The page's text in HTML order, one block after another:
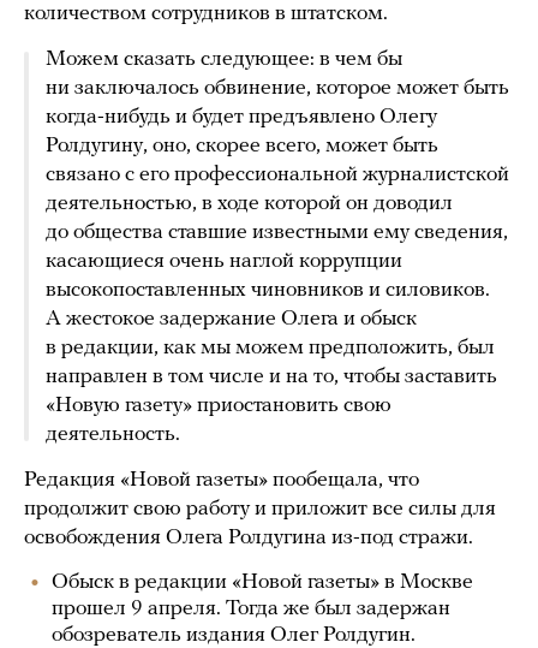
количеством сотрудников в штатском.
Можем сказать следующее: в чем бы
ни заключалось обвинение, которое может быть
когда-нибудь и будет предъявлено Олегу
Ролдугину, оно, скорее всего, может быть
связано с его профессиональной журналистской
деятельностью, в ходе которой он доводил
до общества ставшие известными ему сведения,
касающиеся очень наглой коррупции
высокопоставленных чиновников и силовиков.
А жестокое задержание Олега и обыск
в редакции, как мы можем предположить, был
направлен в том числе и на то, чтобы заставить
«Новую газету» приостановить свою
деятельность.
Редакция «Новой газеты» пообещала, что
продолжит свою работу и приложит все силы для
освобождения Олега Ролдугина из-под стражи.
Обыск в редакции «Новой газеты» в Москве
прошел 9 апреля. Тогда же был задержан
обозреватель издания Олег Ролдугин.